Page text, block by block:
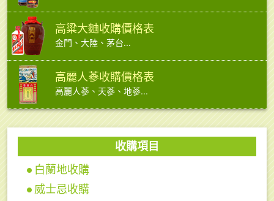
高粱大麯收購價格表
金門、大陸、茅台...
高麗人蔘收購價格表
高麗人蔘、天蔘、地蔘...
收購項目
白蘭地收購
威士忌收購